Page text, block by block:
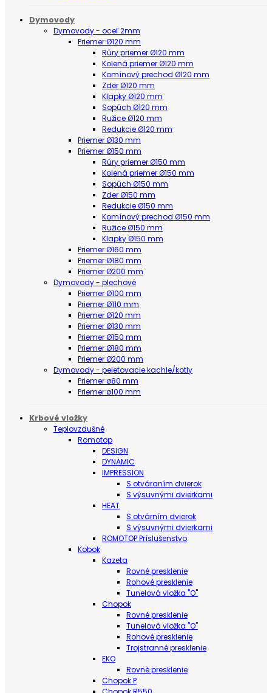
Dymovody
Dymovody - oceľ 2mm
Priemer Ø120 mm
Rúry priemer Ø120 mm
Kolená priemer Ø120 mm
Komínový prechod Ø120 mm
Zder Ø120 mm
Klapky Ø120 mm
Sopúch Ø120 mm
Ružice Ø120 mm
Redukcie Ø120 mm
Priemer Ø130 mm
Priemer Ø150 mm
Rúry priemer Ø150 mm
Kolená priemer Ø150 mm
Sopúch Ø150 mm
Zder Ø150 mm
Redukcie Ø150 mm
Komínový prechod Ø150 mm
Ružice Ø150 mm
Klapky Ø150 mm
Priemer Ø160 mm
Priemer Ø180 mm
Priemer Ø200 mm
Dymovody - plechové
Priemer Ø100 mm
Priemer Ø110 mm
Priemer Ø120 mm
Priemer Ø130 mm
Priemer Ø150 mm
Priemer Ø180 mm
Priemer Ø200 mm
Dymovody - peletovacie kachle/kotly
Priemer ø80 mm
Priemer ø100 mm
Krbové vložky
Teplovzdušné
Romotop
DESIGN
DYNAMIC
IMPRESSION
S otváraním dvierok
S výsuvnými dvierkami
HEAT
S otvárním dvierok
S výsuvnými dvierkami
ROMOTOP Príslušenstvo
Kobok
Kazeta
Rovné presklenie
Rohové presklenie
Tunelová vložka "O"
Chopok
Rovné presklenie
Tunelová vložka "O"
Rohové presklenie
Trojstranné presklenie
EKO
Rovné presklenie
Chopok P